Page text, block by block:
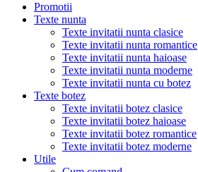
Promotii
Texte nunta
Texte invitatii nunta clasice
Texte invitatii nunta romantice
Texte invitatii nunta haioase
Texte invitatii nunta moderne
Texte invitatii nunta cu botez
Texte botez
Texte invitatii botez clasice
Texte invitatii botez haioase
Texte invitatii botez romantice
Texte invitatii botez moderne
Utile